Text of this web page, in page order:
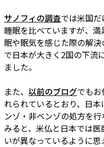
サノフィの調査では米国
睡眠を比べていますが、
眠や眠気を感じた際の解
で日本が大きく2国の下流
ました。
また、 以前のブログでも
れられているとおり、日
ンゾ・非ベンゾの処方を
みると、米仏と日本では
いが異なっているように思